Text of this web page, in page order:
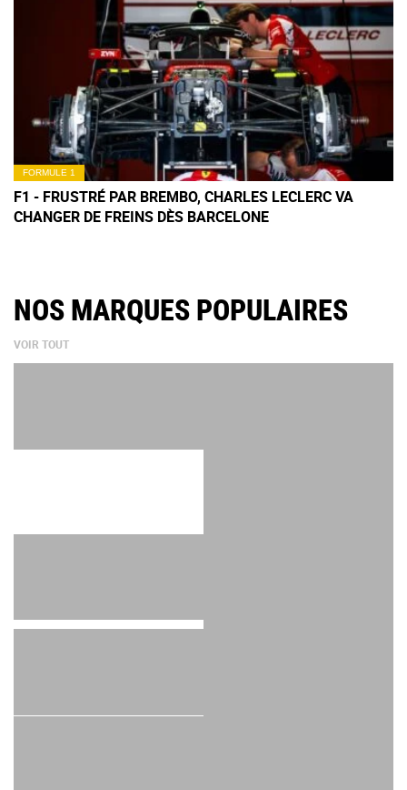
FORMULE 1
F1 - FRUSTRÉ PAR BREMBO, CHARLES LECLERC VA
CHANGER DE FREINS DÈS BARCELONE
NOS MARQUES POPULAIRES
VOIR TOUT